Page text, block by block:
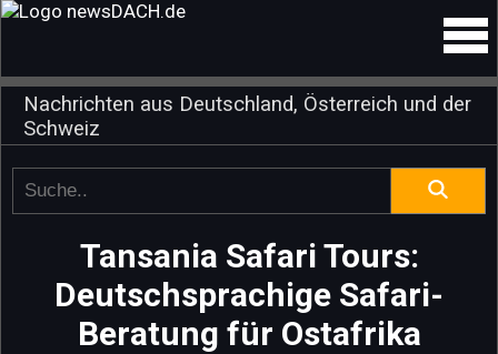
Nachrichten aus Deutschland, Österreich und der
Schweiz
Tansania Safari Tours:
Deutschsprachige Safari-
Beratung für Ostafrika